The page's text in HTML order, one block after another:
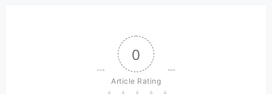
0
Article Rating